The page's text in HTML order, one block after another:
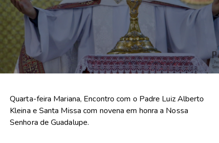
Quarta-feira Mariana, Encontro com o Padre Luiz Alberto
Kleina e Santa Missa com novena em honra a Nossa
Senhora de Guadalupe.